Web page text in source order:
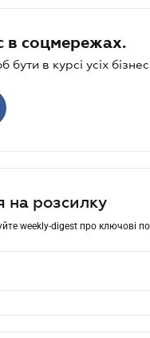
в соцмережах.
бути в курсі усіх
на розсилку
weekly-digest про ключові